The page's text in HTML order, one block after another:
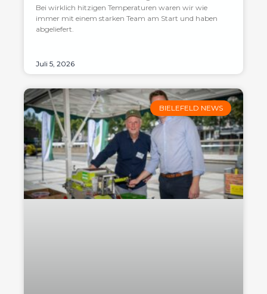
Bei wirklich hitzigen Temperaturen waren wir wie
immer mit einem starken Team am Start und haben
abgeliefert.
Juli 5, 2026
BIELEFELD NEWS